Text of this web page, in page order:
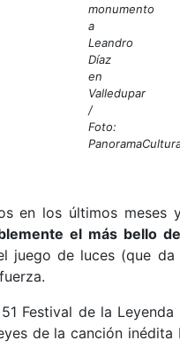
monumento
a
Leandro
Díaz
en
Valledupar
/
Foto:
en los últimos meses
el más bello
juego de luces (que
Festival de la
de la canción